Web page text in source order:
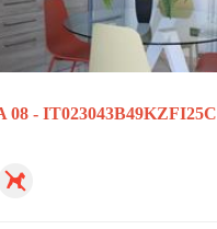
- IT023043B49KZFI25C